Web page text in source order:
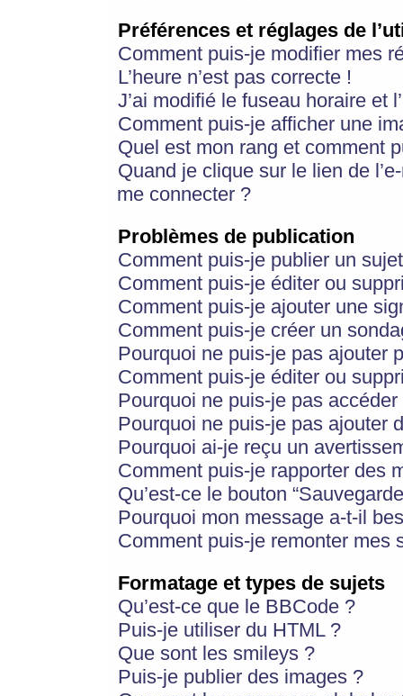
Préférences et réglages de
Comment puis-je modifier mes
L’heure n’est pas correcte !
J’ai modifié le fuseau horaire et
Comment puis-je afficher une
Quel est mon rang et comment
Quand je clique sur le lien de
me connecter ?
Problèmes de publication
Comment puis-je publier un
Comment puis-je éditer ou
Comment puis-je ajouter une
Comment puis-je créer un
Pourquoi ne puis-je pas ajouter
Comment puis-je éditer ou
Pourquoi ne puis-je pas
Pourquoi ne puis-je pas ajouter
Pourquoi ai-je reçu un
Comment puis-je rapporter des
Qu’est-ce le bouton
Pourquoi mon message a-t-il
Comment puis-je remonter mes
Formatage et types de sujets
Qu’est-ce que le BBCode ?
Puis-je utiliser du HTML ?
Que sont les smileys ?
Puis-je publier des images ?